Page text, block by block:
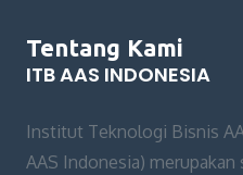
Tentang Kami
ITB AAS INDONESIA
Institut Teknologi Bisnis
AAS Indonesia)